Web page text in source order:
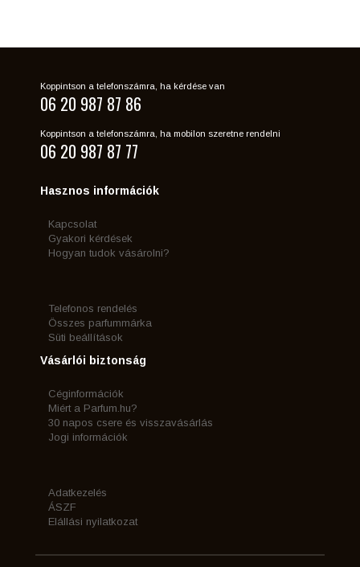
Koppintson a telefonszámra, ha kérdése van
06 20 987 87 86
Koppintson a telefonszámra, ha mobilon szeretne rendelni
06 20 987 87 77
Hasznos információk
Kapcsolat
Gyakori kérdések
Hogyan tudok vásárolni?
Telefonos rendelés
Összes parfummárka
Süti beállítások
Vásárlói biztonság
Céginformációk
Miért a Parfum.hu?
30 napos csere és visszavásárlás
Jogi információk
Adatkezelés
ÁSZF
Elállási nyilatkozat